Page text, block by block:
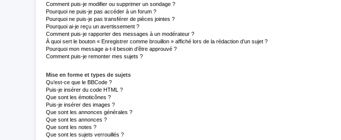
Comment puis-je modifier ou supprimer un sondage ?
Pourquoi ne puis-je pas accéder à un forum ?
Pourquoi ne puis-je pas transférer de pièces jointes ?
Pourquoi ai-je reçu un avertissement ?
Comment puis-je rapporter des messages à un modérateur ?
À quoi sert le bouton « Enregistrer comme brouillon » affiché lors de la rédaction d’un sujet ?
Pourquoi mon message a-t-il besoin d’être approuvé ?
Comment puis-je remonter mes sujets ?
Mise en forme et types de sujets
Qu’est-ce que le BBCode ?
Puis-je insérer du code HTML ?
Que sont les émoticônes ?
Puis-je insérer des images ?
Que sont les annonces générales ?
Que sont les annonces ?
Que sont les notes ?
Que sont les sujets verrouillés ?